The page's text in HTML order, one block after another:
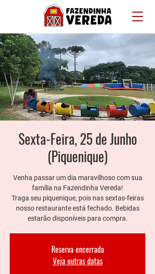
Sexta-Feira, 25 de Junho
(Piquenique)
Venha passar um dia maravilhoso com sua
família na Fazendinha Vereda!
Traga seu piquenique, pois nas sextas-feiras
nosso restaurante está fechado. Bebidas
estarão disponíveis para compra.
Reserva encerrada
Veja outras datas